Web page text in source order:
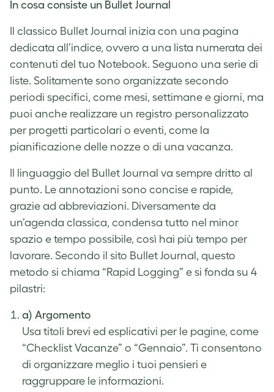
In cosa consiste un Bullet Journal
Il classico Bullet Journal inizia con una pagina
dedicata all’indice, ovvero a una lista numerata dei
contenuti del tuo Notebook. Seguono una serie di
liste. Solitamente sono organizzate secondo
periodi specifici, come mesi, settimane e giorni, ma
puoi anche realizzare un registro personalizzato
per progetti particolari o eventi, come la
pianificazione delle nozze o di una vacanza.
Il linguaggio del Bullet Journal va sempre dritto al
punto. Le annotazioni sono concise e rapide,
grazie ad abbreviazioni. Diversamente da
un’agenda classica, condensa tutto nel minor
spazio e tempo possibile, così hai più tempo per
lavorare. Secondo il sito Bullet Journal, questo
metodo si chiama “Rapid Logging” e si fonda su 4
pilastri:
a) Argomento
Usa titoli brevi ed esplicativi per le pagine, come
“Checklist Vacanze” o “Gennaio”. Ti consentono
di organizzare meglio i tuoi pensieri e
raggruppare le informazioni.